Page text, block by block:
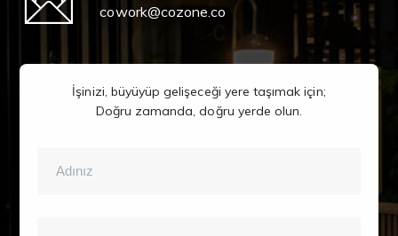
cowork@cozone.co
İşinizi, büyüyüp gelişeceği yere taşımak için;
Doğru zamanda, doğru yerde olun.